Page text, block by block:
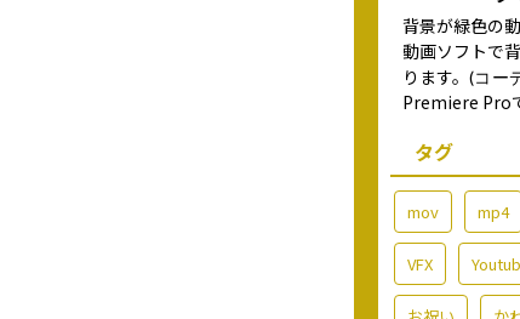
背景が緑色の
動画ソフトで
ります。 (コー
Premiere Pro
タグ
mov mp4
VFX